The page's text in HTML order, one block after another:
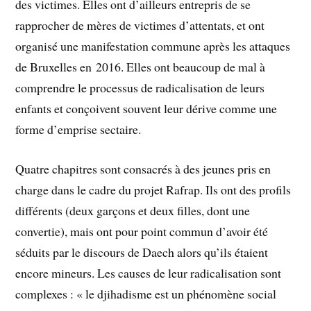
des victimes. Elles ont d’ailleurs entrepris de se
rapprocher de mères de victimes d’attentats, et ont
organisé une manifestation commune après les attaques
de Bruxelles en 2016. Elles ont beaucoup de mal à
comprendre le processus de radicalisation de leurs
enfants et conçoivent souvent leur dérive comme une
forme d’emprise sectaire.
Quatre chapitres sont consacrés à des jeunes pris en
charge dans le cadre du projet Rafrap. Ils ont des profils
différents (deux garçons et deux filles, dont une
convertie), mais ont pour point commun d’avoir été
séduits par le discours de Daech alors qu’ils étaient
encore mineurs. Les causes de leur radicalisation sont
complexes : « le djihadisme est un phénomène social